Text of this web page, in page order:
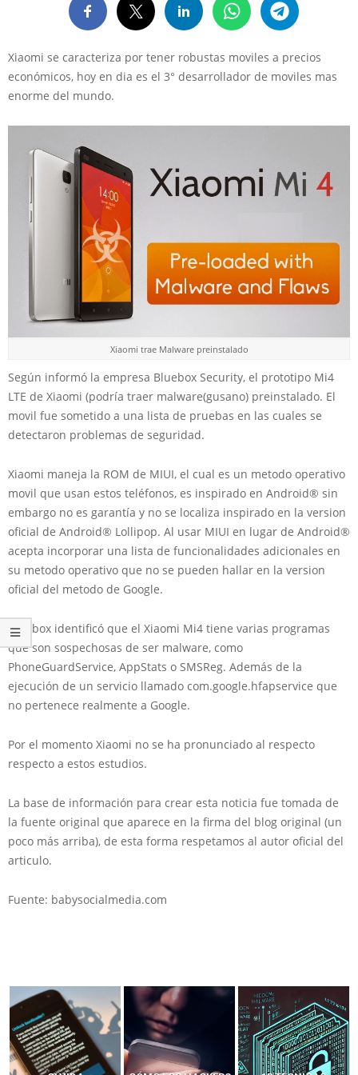
Xiaomi se caracteriza por tener robustas moviles a precios
económicos, hoy en dia es el 3° desarrollador de moviles mas
enorme del mundo.
Xiaomi trae Malware preinstalado
Según informó la empresa Bluebox Security, el prototipo Mi4
LTE de Xiaomi (podría traer malware(gusano) preinstalado. El
movil fue sometido a una lista de pruebas en las cuales se
detectaron problemas de seguridad.
Xiaomi maneja la ROM de MIUI, el cual es un metodo operativo
movil que usan estos teléfonos, es inspirado en Android® sin
embargo no es garantía y no se localiza inspirado en la version
oficial de Android® Lollipop. Al usar MIUI en lugar de Android®
acepta incorporar una lista de funcionalidades adicionales en
su metodo operativo que no se pueden hallar en la version
oficial del metodo de Google.
Bluebox identificó que el Xiaomi Mi4 tiene varias programas
que son sospechosas de ser malware, como
PhoneGuardService, AppStats o SMSReg. Además de la
ejecución de un servicio llamado com.google.hfapservice que
no pertenece realmente a Google.
Por el momento Xiaomi no se ha pronunciado al respecto
respecto a estos estudios.
La base de información para crear esta noticia fue tomada de
la fuente original que aparece en la firma del blog original (un
poco más arriba), de esta forma respetamos al autor oficial del
articulo.
Fuente: babysocialmedia.com